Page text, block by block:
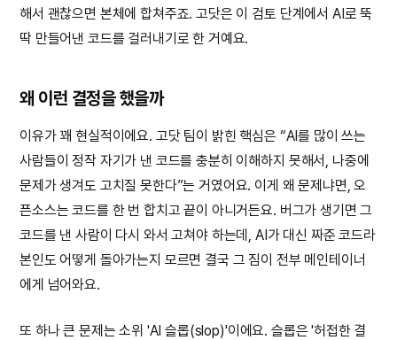
해서 괜찮으면 본체에 합쳐주죠. 고닷은 이 검토 단계에서 AI로 뚝
딱 만들어낸 코드를 걸러내기로 한 거예요.
왜 이런 결정을 했을까
이유가 꽤 현실적이에요. 고닷 팀이 밝힌 핵심은 “AI를 많이 쓰는
사람들이 정작 자기가 낸 코드를 충분히 이해하지 못해서, 나중에
문제가 생겨도 고치질 못한다”는 거였어요. 이게 왜 문제냐면, 오
픈소스는 코드를 한 번 합치고 끝이 아니거든요. 버그가 생기면 그
코드를 낸 사람이 다시 와서 고쳐야 하는데, AI가 대신 짜준 코드라
본인도 어떻게 돌아가는지 모르면 결국 그 짐이 전부 메인테이너
에게 넘어와요.
또 하나 큰 문제는 소위 'AI 슬롭(slop)'이에요. 슬롭은 '허접한 결